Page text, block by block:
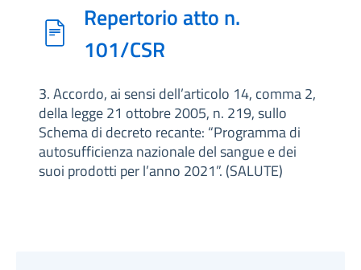
Repertorio atto n.
101/CSR
3. Accordo, ai sensi dell’articolo 14, comma 2,
della legge 21 ottobre 2005, n. 219, sullo
Schema di decreto recante: “Programma di
autosufficienza nazionale del sangue e dei
suoi prodotti per l’anno 2021”. (SALUTE)